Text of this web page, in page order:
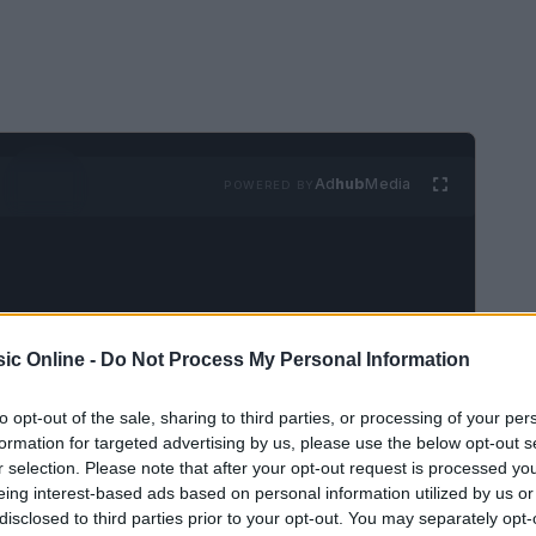
Online - Do Not Process My Personal Information
opt-out of the sale, sharing to third parties, or processing of your
for targeted advertising by us, please use the below opt-out
selection. Please note that after your opt-out request is processed
interest-based ads based on personal information utilized by us
to third parties prior to your opt-out. You may separately
AdhubMedia
è stato scosso da una polemica che ha
per bambini, leWiggles. In seguito a un video
di intervenire per chiarire la propria
dalla Holiday.